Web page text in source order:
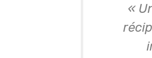
«